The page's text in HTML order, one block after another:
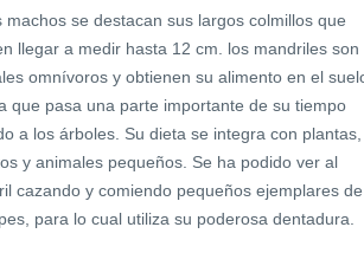
machos se destacan sus largos colmillos que
llegar a medir hasta 12 cm. los mandriles son
omnívoros y obtienen su alimento en el
que pasa una parte importante de su tiempo
a los árboles. Su dieta se integra con plantas,
y animales pequeños. Se ha podido ver al
cazando y comiendo pequeños ejemplares de
para lo cual utiliza su poderosa dentadura.